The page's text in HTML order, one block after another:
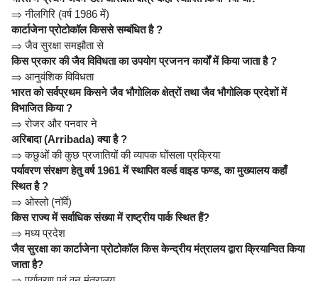
⇒ नीलगिरि (वर्ष 1986 में)
कार्टाजेना प्रोटोकॉल किससे सम्बंधित है ?
⇒ जैव सुरक्षा समझौता से
किस प्रकार की जैव विविधता का उपयोग प्रजनन कार्यों में किया जाता है ?
⇒ आनुवंशिक विविधता
भारत को सर्वप्रथम किसने जैव भौगोलिक क्षेत्रों तथा जैव भौगोलिक प्रदेशों में
विभाजित किया ?
⇒रोजर और पनवार ने
अरिबादा (Arribada) क्या है ?
⇒ कछुओं की कुछ प्रजातियों की व्यापक घोंसला प्रक्रिया
पर्यावरण संरक्षण हेतु वर्ष 1961 में स्थापित वर्ल्ड वाइड फण्ड, का मुख्यालय कहाँ
स्थित है ?
⇒ ओस्लो (नॉर्वे)
किस राज्य में सर्वाधिक संख्या में राष्ट्रीय पार्क स्थित हैं?
⇒ मध्य प्रदेश
जैव सुरक्षा का कार्टाजेना प्रोटोकॉल किस केन्द्रीय मंत्रालय द्वारा क्रियान्वित किया
जाता है?